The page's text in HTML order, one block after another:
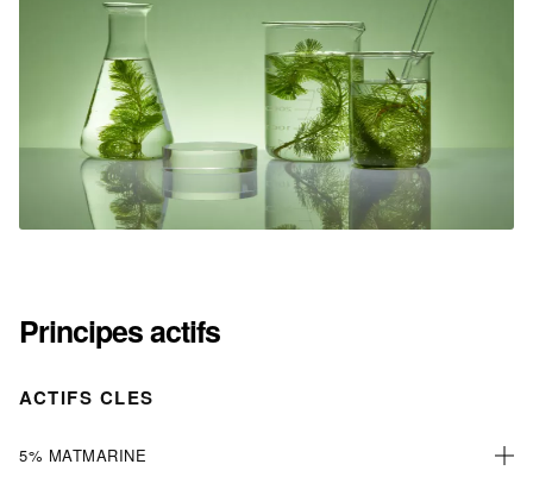
Principes actifs
ACTIFS CLES
5% MATMARINE